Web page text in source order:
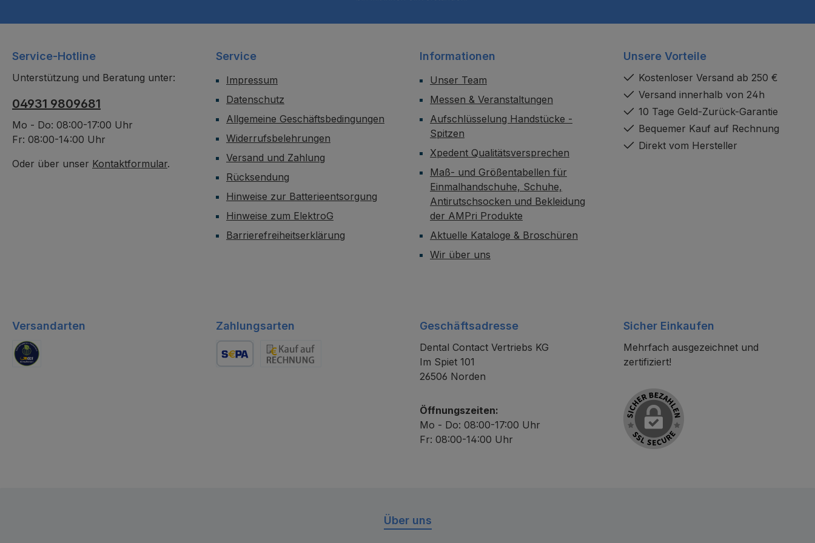
Service-Hotline
Unterstützung und Beratung unter:
04931 9809681
Mo - Do: 08:00-17:00 Uhr
Fr: 08:00-14:00 Uhr
Oder über unser Kontaktformular.
Service
Impressum
Datenschutz
Allgemeine Geschäftsbedingungen
Widerrufsbelehrungen
Versand und Zahlung
Rücksendung
Hinweise zur Batterieentsorgung
Hinweise zum ElektroG
Barrierefreiheitserklärung
Informationen
Unser Team
Messen & Veranstaltungen
Aufschlüsselung Handstücke -
Spitzen
Xpedent Qualitätsversprechen
Maß- und Größentabellen für
Einmalhandschuhe, Schuhe,
Antirutschsocken und Bekleidung
der AMPri Produkte
Aktuelle Kataloge & Broschüren
Wir über uns
Unsere Vorteile
Kostenloser Versand ab 250 €
Versand innerhalb von 24h
10 Tage Geld-Zurück-Garantie
Bequemer Kauf auf Rechnung
Direkt vom Hersteller
Versandarten Zahlungsarten Geschäftsadresse
Dental Contact Vertriebs KG
Im Spiet 101
26506 Norden
Öffnungszeiten:
Mo - Do: 08:00-17:00 Uhr
Fr: 08:00-14:00 Uhr
Sicher Einkaufen
Mehrfach ausgezeichnet und
zertifiziert!
Über uns